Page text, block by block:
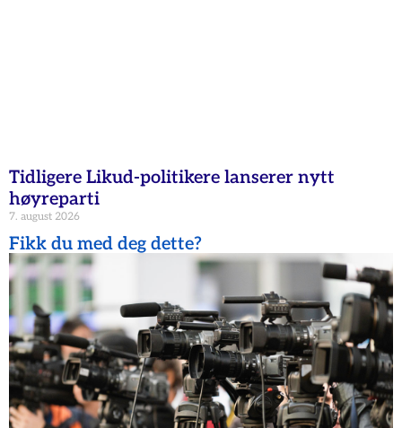
Tidligere Likud-politikere lanserer nytt
høyreparti
7. august 2026
Fikk du med deg dette?